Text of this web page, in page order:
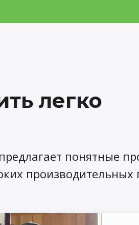
легко
понятные
производительных